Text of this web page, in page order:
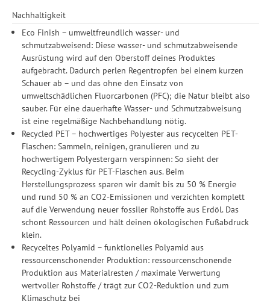
Nachhaltigkeit
Eco Finish – umweltfreundlich wasser- und
schmutzabweisend: Diese wasser- und schmutzabweisende
Ausrüstung wird auf den Oberstoff deines Produktes
aufgebracht. Dadurch perlen Regentropfen bei einem kurzen
Schauer ab – und das ohne den Einsatz von
umweltschädlichen Fluorcarbonen (PFC); die Natur bleibt also
sauber. Für eine dauerhafte Wasser- und Schmutzabweisung
ist eine regelmäßige Nachbehandlung nötig.
Recycled PET – hochwertiges Polyester aus recycelten PET-
Flaschen: Sammeln, reinigen, granulieren und zu
hochwertigem Polyestergarn verspinnen: So sieht der
Recycling-Zyklus für PET-Flaschen aus. Beim
Herstellungsprozess sparen wir damit bis zu 50 % Energie
und rund 50 % an CO2-Emissionen und verzichten komplett
auf die Verwendung neuer fossiler Rohstoffe aus Erdöl. Das
schont Ressourcen und hält deinen ökologischen Fußabdruck
klein.
Recyceltes Polyamid – funktionelles Polyamid aus
ressourcenschonender Produktion: ressourcenschonende
Produktion aus Materialresten / maximale Verwertung
wertvoller Rohstoffe / trägt zur CO2-Reduktion und zum
Klimaschutz bei